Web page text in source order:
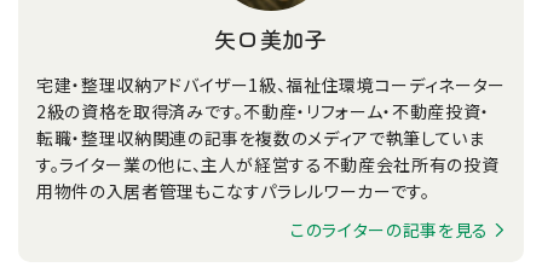
矢口美加子
宅建・整理収納アドバイザー1級、福祉住環境コーディネーター
2級の資格を取得済みです。不動産・リフォーム・不動産投資・
転職・整理収納関連の記事を複数のメディアで執筆していま
す。ライター業の他に、主人が経営する不動産会社所有の投資
用物件の入居者管理もこなすパラレルワーカーです。
このライターの記事を見る